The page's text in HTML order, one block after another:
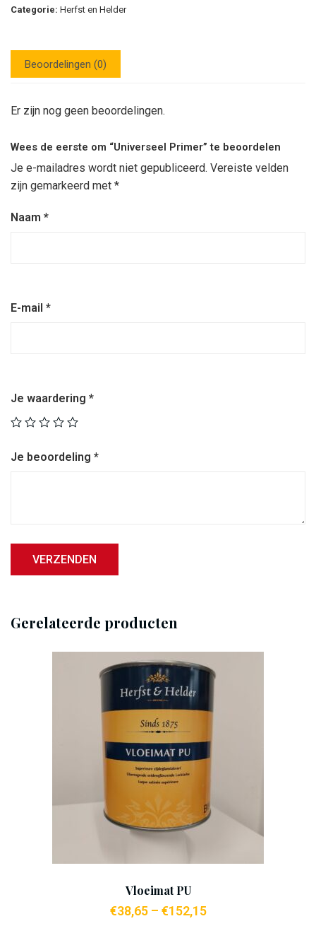
Categorie: Herfst en Helder
Beoordelingen (0)
Er zijn nog geen beoordelingen.
Wees de eerste om “Universeel Primer” te beoordelen
Je e-mailadres wordt niet gepubliceerd. Vereiste velden
zijn gemarkeerd met *
Naam *
E-mail *
Je waardering *
Je beoordeling *
Gerelateerde producten
Vloeimat PU
€38,65– €152,15